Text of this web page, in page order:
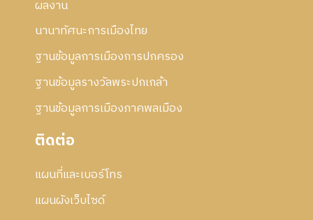
ผลงาน
นานาทัศนะการเมืองไทย
ฐานข้อมูลการเมืองการปกครอง
ฐานข้อมูลรางวัลพระปกเกล้า
ฐานข้อมูลการเมืองภาคพลเมือง
ติดต่อ
แผนที่และเบอร์โทร
แผนผังเว็บไซด์